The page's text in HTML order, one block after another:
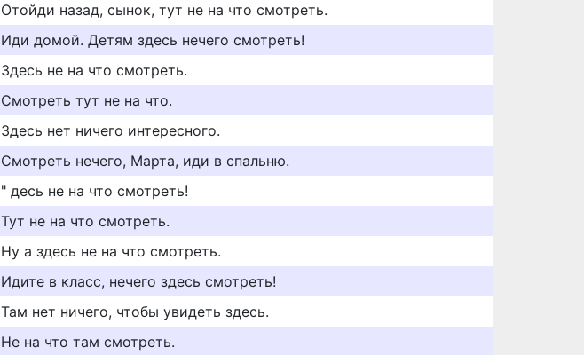
Отойди назад, сынок, тут не на что смотреть.
Иди домой. Детям здесь нечего смотреть!
Здесь не на что смотреть.
Смотреть тут не на что.
Здесь нет ничего интересного.
Смотреть нечего, Марта, иди в спальню.
" десь не на что смотреть!
Тут не на что смотреть.
Ну а здесь не на что смотреть.
Идите в класс, нечего здесь смотреть!
Там нет ничего, чтобы увидеть здесь.
Не на что там смотреть.